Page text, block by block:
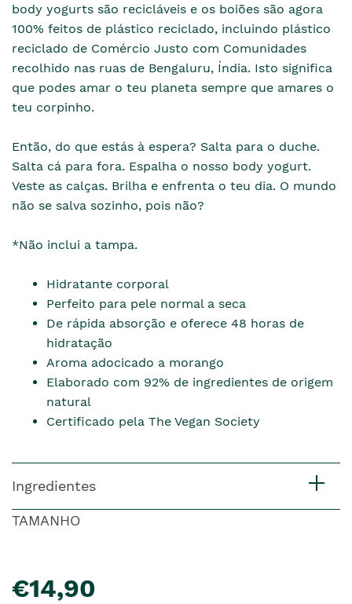
body yogurts são recicláveis e os boiões são agora
100% feitos de plástico reciclado, incluindo plástico
reciclado de Comércio Justo com Comunidades
recolhido nas ruas de Bengaluru, Índia. Isto significa
que podes amar o teu planeta sempre que amares o
teu corpinho.
Então, do que estás à espera? Salta para o duche.
Salta cá para fora. Espalha o nosso body yogurt.
Veste as calças. Brilha e enfrenta o teu dia. O mundo
não se salva sozinho, pois não?
*Não inclui a tampa.
Hidratante corporal
Perfeito para pele normal a seca
De rápida absorção e oferece 48 horas de
hidratação
Aroma adocicado a morango
Elaborado com 92% de ingredientes de origem
natural
Certificado pela The Vegan Society
Ingredientes
TAMANHO
€14,90